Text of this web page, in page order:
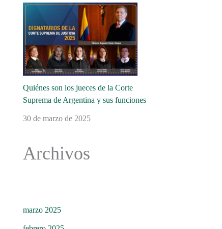
Quiénes son los jueces de la Corte
Suprema de Argentina y sus funciones
30 de marzo de 2025
Archivos
marzo 2025